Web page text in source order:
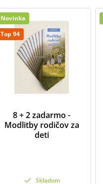
Novinka
Top 94
8 + 2 zadarmo -
Modlitby rodičov za
deti
Skladom